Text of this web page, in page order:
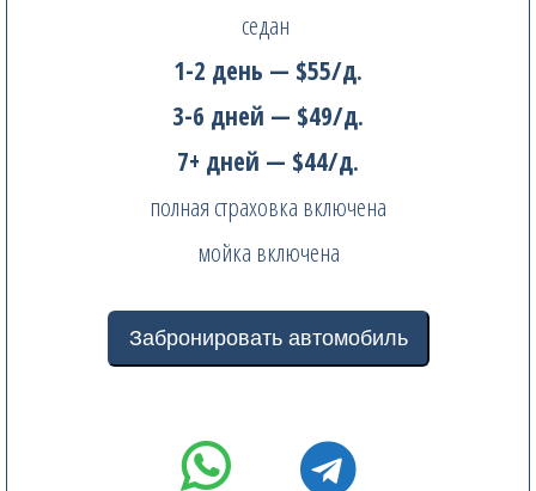
седан
1-2 день — $55/д.
3-6 дней — $49/д.
7+ дней — $44/д.
полная страховка включена
мойка включена
Забронировать автомобиль